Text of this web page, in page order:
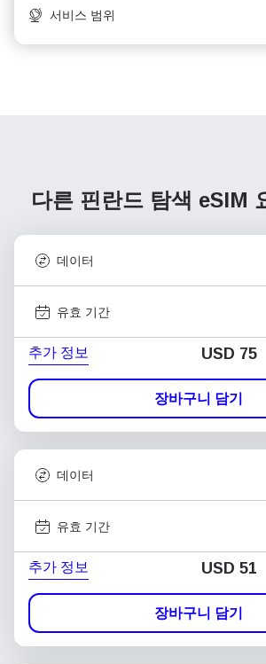
서비스 범위
다른 핀란드 탐색 eSIM
데이터
유효 기간
추가 정보 USD 75
장바구니 담기
데이터
유효 기간
추가 정보 USD 51
장바구니 담기